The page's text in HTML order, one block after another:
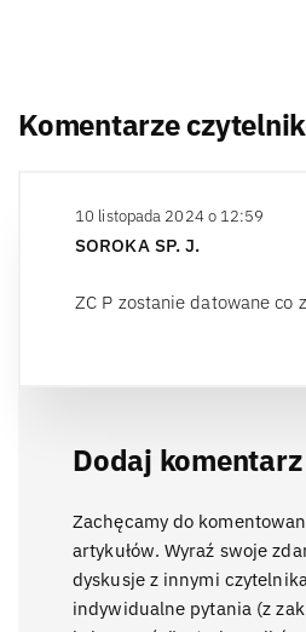
Komentarze
10 listopada 2024 o 12:59
SOROKA SP. J.
ZC P zostanie datowane co
Dodaj komentarz
Zachęcamy do
artykułów. Wyraź swoje
dyskusje z innymi
indywidualne pytania (z